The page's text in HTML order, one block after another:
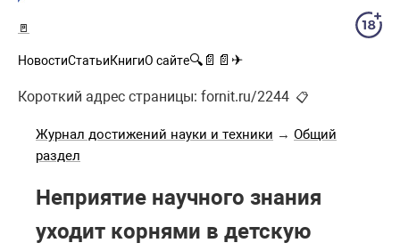
🚪
НовостиСтатьиКнигиО сайте🔍 📄 📄 ✈
Короткий адрес страницы: fornit.ru/2244 📋
Журнал достижений науки и техники → Общий
раздел
Неприятие научного знания
уходит корнями в детскую